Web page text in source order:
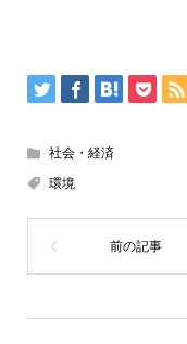
社会・経済
環境